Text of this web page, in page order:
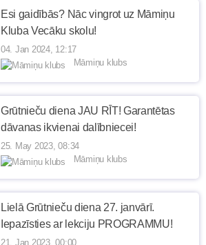
Esi gaidībās? Nāc vingrot uz Māmiņu
Kluba Vecāku skolu!
04. Jan 2024, 12:17
Māmiņu klubs
Grūtnieču diena JAU RĪT! Garantētas
dāvanas ikvienai dalībniecei!
25. May 2023, 08:34
Māmiņu klubs
Lielā Grūtnieču diena 27. janvārī.
Iepazīsties ar lekciju PROGRAMMU!
21. Jan 2023, 00:00